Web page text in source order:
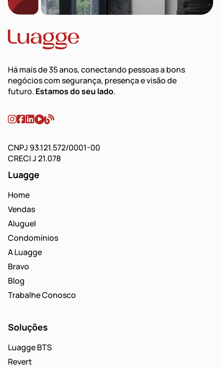
Há mais de 35 anos, conectando pessoas a bons
negócios com segurança, presença e visão de
futuro. Estamos do seu lado.
CNPJ 93.121.572/0001-00
CRECI J 21.078
Luagge
Home
Vendas
Aluguel
Condomínios
A Luagge
Bravo
Blog
Trabalhe Conosco
Soluções
Luagge BTS
Revert